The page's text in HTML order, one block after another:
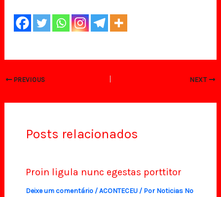
PREVIOUS NEXT
Posts relacionados
Proin ligula nunc egestas porttitor
Deixe um comentário /ACONTECEU/ Por Noticias No